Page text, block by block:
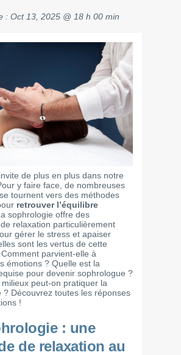
: Oct 13, 2025 @ 18 h 00 min
de plus en plus dans notre
y faire face, de nombreuses
tournent vers des méthodes
retrouver l’équilibre
sophrologie offre des
relaxation particulièrement
gérer le stress et apaiser
sont les vertus de cette
parvient-elle à
émotions ? Quelle est la
pour devenir sophrologue ?
peut-on pratiquer la
? Découvrez toutes les réponses
!
: une
de relaxation au